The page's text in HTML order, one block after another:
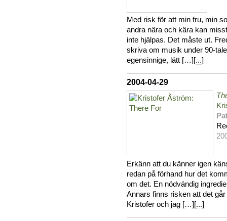
Med risk för att min fru, min
andra nära och kära kan
inte hjälpas. Det måste ut.
skriva om musik under 90-
egensinnige, lätt […][...]
2004-04-29
Erkänn att du känner igen
redan på förhand hur det
om det. En nödvändig
Annars finns risken att det
Kristofer och jag […][...]